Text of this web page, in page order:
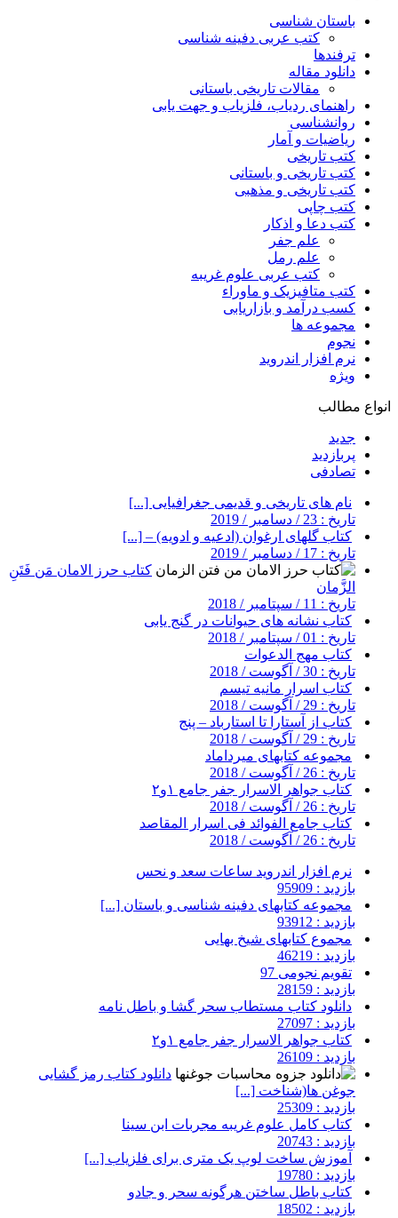
باستان شناسی
کتب عربی دفینه شناسی
ترفندها
دانلود مقاله
مقالات تاریخی باستانی
راهنمای ردیاب، فلزیاب و جهت یابی
روانشناسی
ریاضیات و آمار
کتب تاریخی
کتب تاریخی و باستانی
کتب تاریخی و مذهبی
کتب چاپی
کتب دعا و اذکار
علم جفر
علم رمل
کتب عربی علوم غریبه
کتب متافیزیک و ماوراء
کسب درآمد و بازاریابی
مجموعه ها
نجوم
نرم افزار اندروید
ویژه
انواع مطالب
جدید
پربازدید
تصادفی
نام های تاریخی و قدیمی جغرافیایی [...]
تاریخ : 23 / دسامبر / 2019
کتاب گلهای ارغوان (ادعیه و ادویه) – [...]
تاریخ : 17 / دسامبر / 2019
کتاب حرز الامان مَن فَتَنِ
الزَّمان
تاریخ : 11 / سپتامبر / 2018
کتاب نشانه های حیوانات در گنج یابی
تاریخ : 01 / سپتامبر / 2018
کتاب مهج الدعوات
تاریخ : 30 / آگوست / 2018
کتاب اسرار مانیه تیسم
تاریخ : 29 / آگوست / 2018
کتاب از آستارا تا استارباد – پنج
تاریخ : 29 / آگوست / 2018
مجموعه کتابهای میرداماد
تاریخ : 26 / آگوست / 2018
کتاب جواهر الاسرار جفر جامع ۱و۲
تاریخ : 26 / آگوست / 2018
کتاب جامع الفوائد فی اسرار المقاصد
تاریخ : 26 / آگوست / 2018
نرم افزار اندروید ساعات سعد و نحس
بازدید : 95909
مجموعه کتابهای دفینه شناسی و باستان [...]
بازدید : 93912
مجموع کتابهای شیخ بهایی
بازدید : 46219
تقویم نجومی 97
بازدید : 28159
دانلود کتاب مستطاب سحر گشا و باطل نامه
بازدید : 27097
کتاب جواهر الاسرار جفر جامع ۱و۲
بازدید : 26109
دانلود کتاب رمز گشایی
جوغن ها(شناخت [...]
بازدید : 25309
کتاب کامل علوم غریبه مجربات ابن سینا
بازدید : 20743
آموزش ساخت لوپ یک متری برای فلزیاب [...]
بازدید : 19780
کتاب باطل ساختن هرگونه سحر و جادو
بازدید : 18502